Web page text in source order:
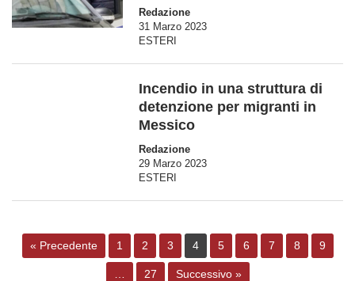
Redazione
31 Marzo 2023
ESTERI
Incendio in una struttura di
detenzione per migranti in
Messico
Redazione
29 Marzo 2023
ESTERI
« Precedente 1 2 3 4 5 6 7 8 9
27 Successivo »